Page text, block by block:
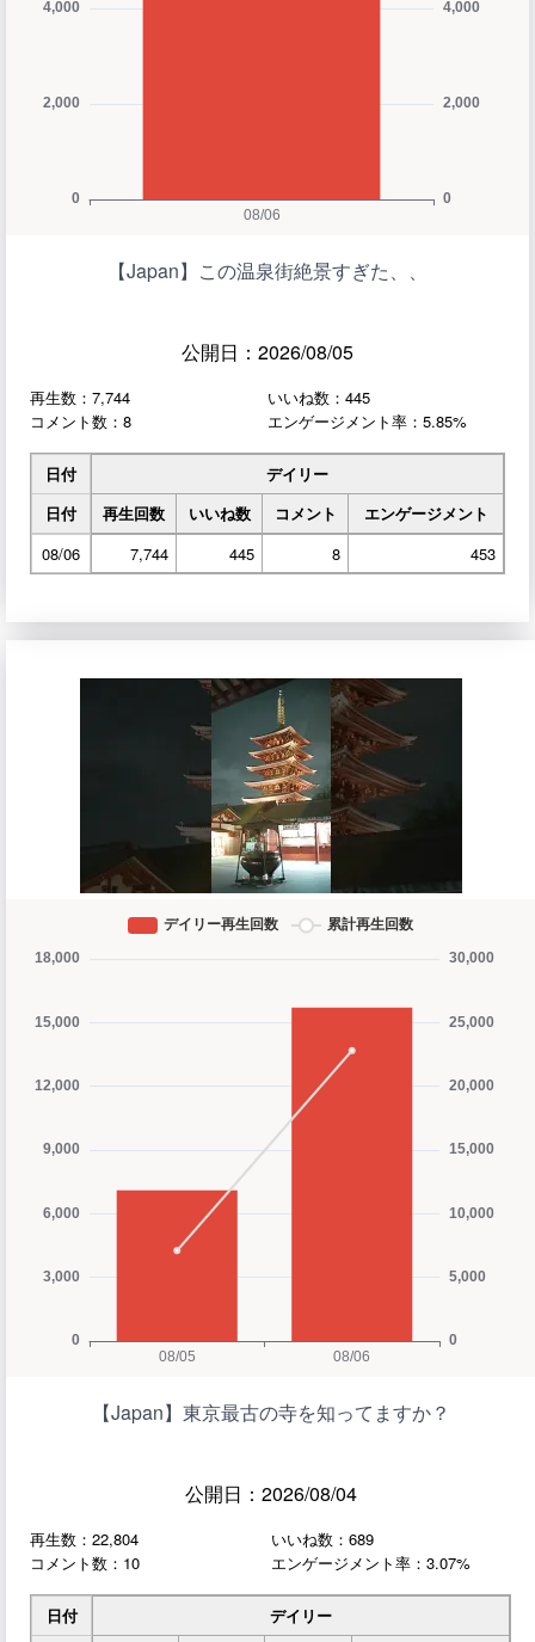
【Japan】この温泉街絶景すぎた、、
公開日：2026/08/05
再生数：7,744
いいね数：445
コメント数：8
エンゲージメント率：5.85%
日付
デイリー
日付
再生回数 いいね数 コメント
エンゲージメント
08/06
7,744 445 8 453
【Japan】東京最古の寺を知ってますか？
公開日：2026/08/04
再生数：22,804
いいね数：689
コメント数：10
エンゲージメント率：3.07%
日付
デイリー